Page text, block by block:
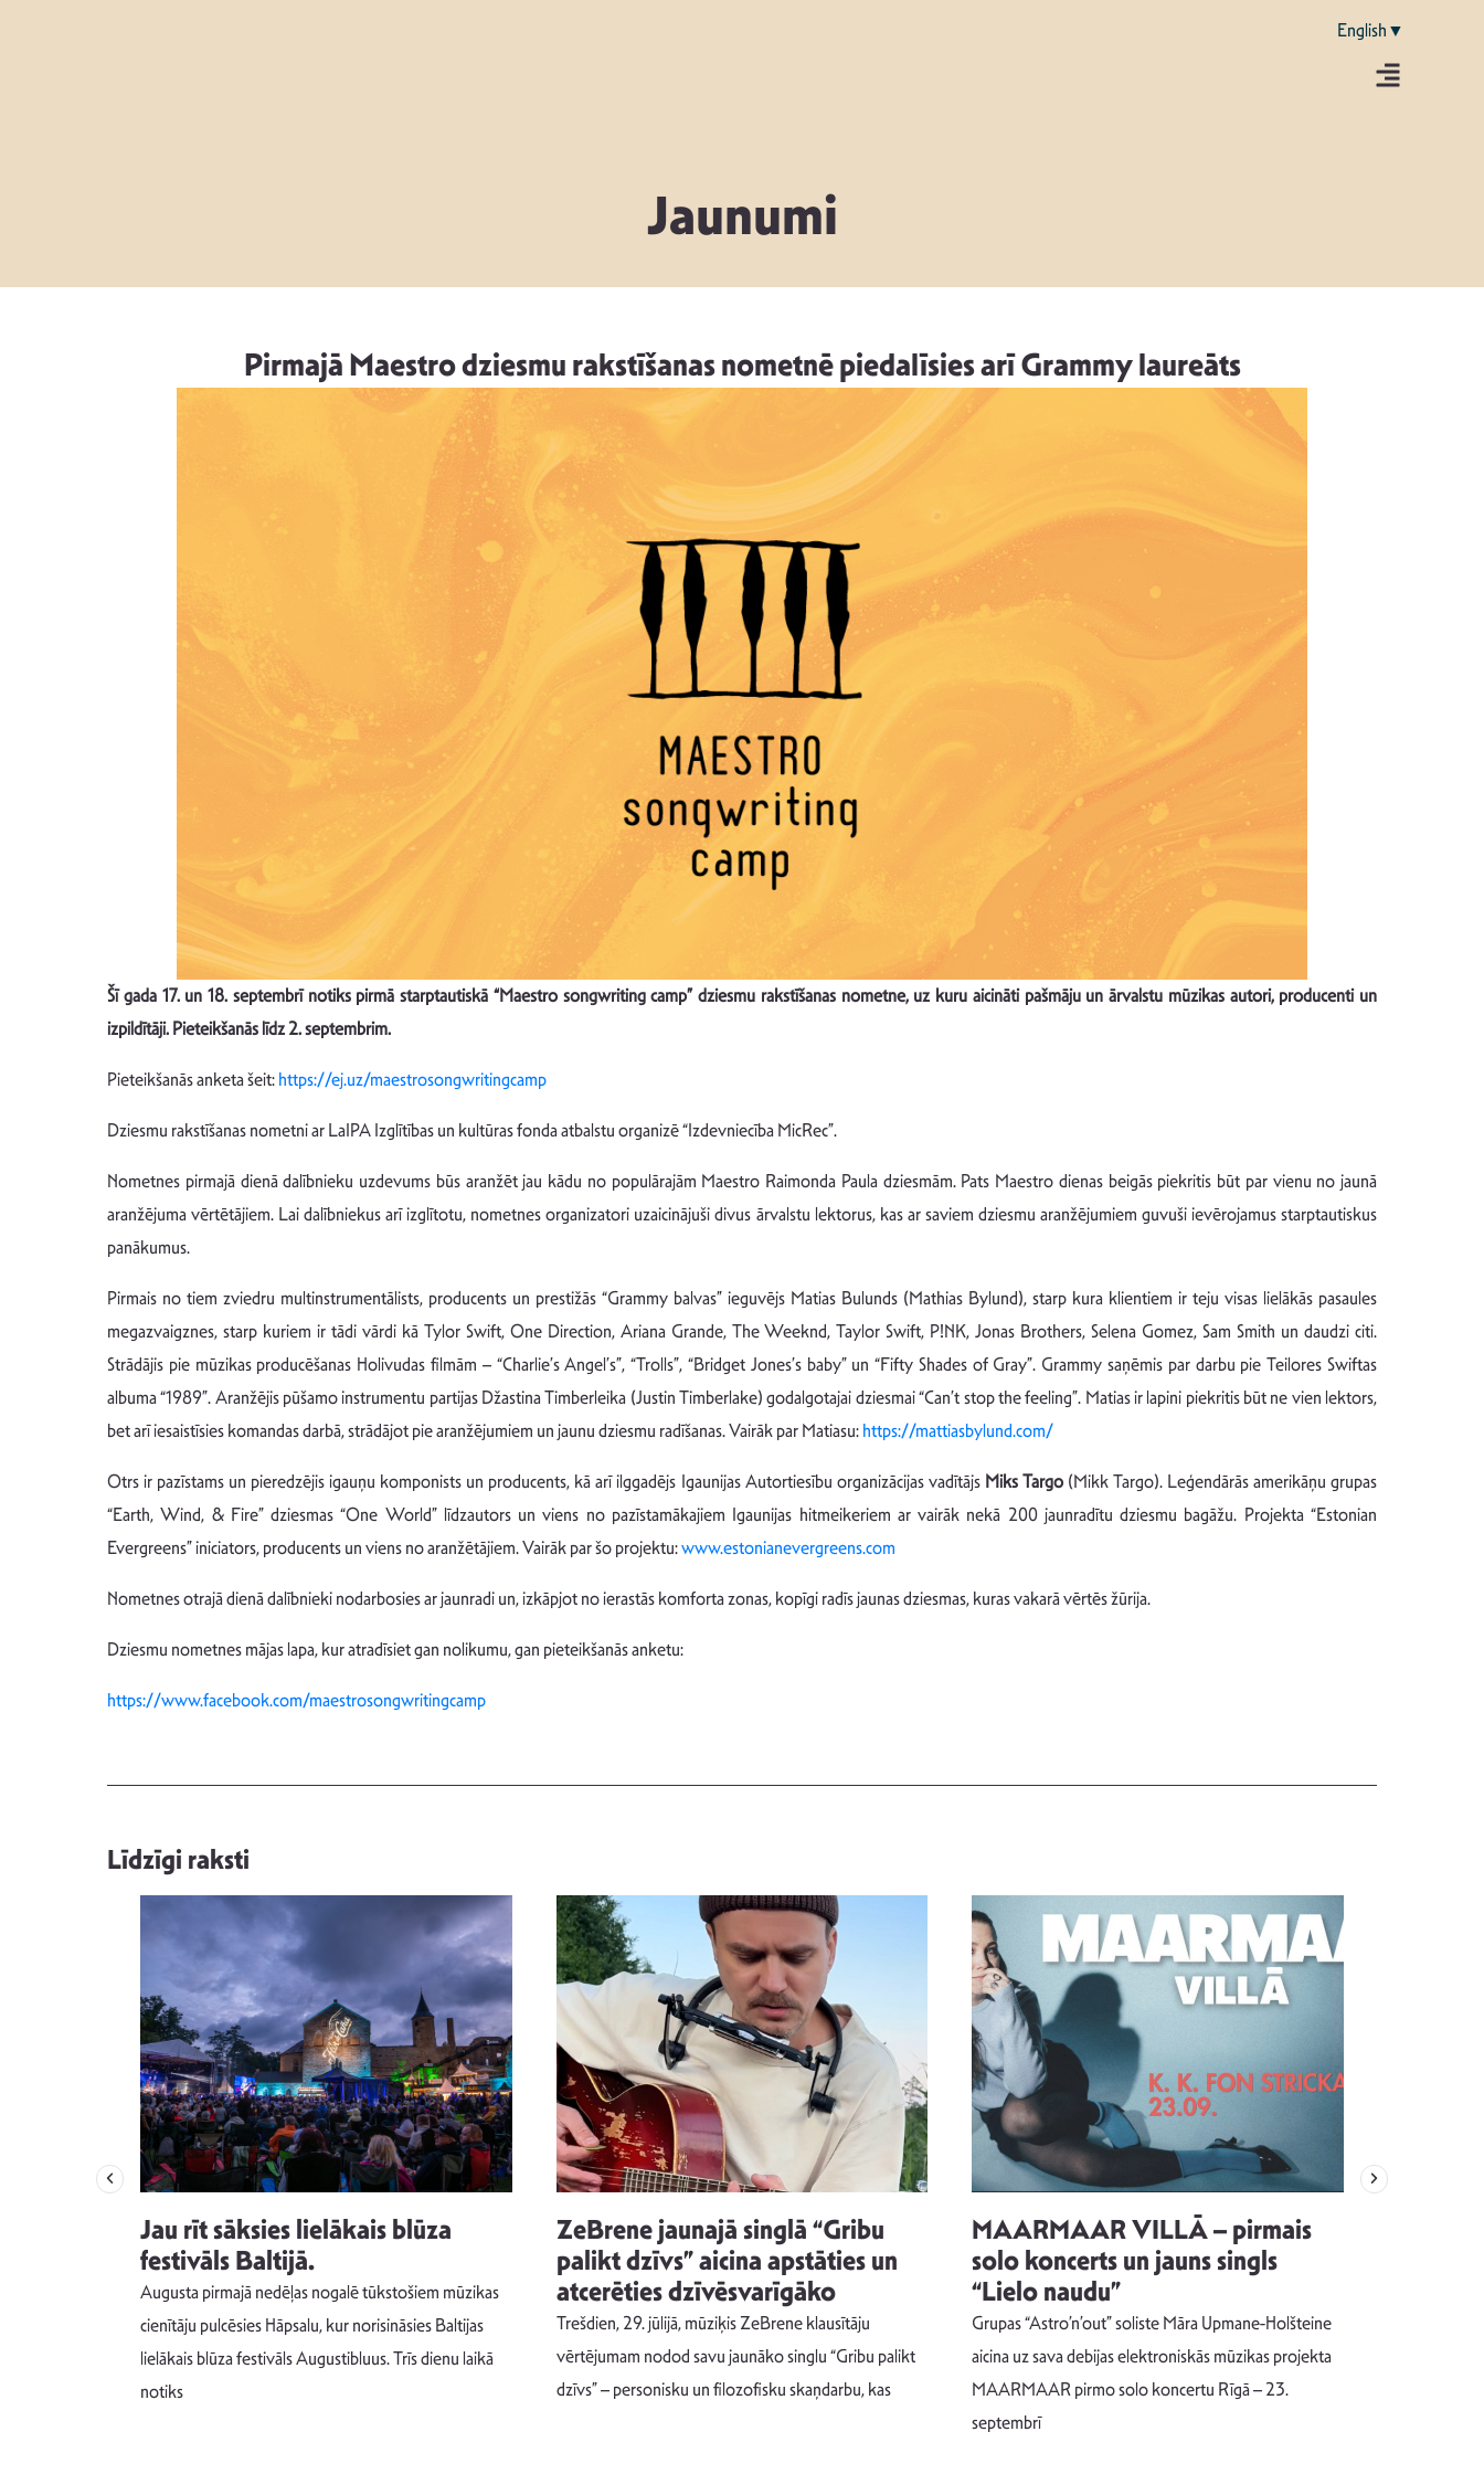
English▼
Jaunumi
Pirmajā Maestro dziesmu rakstīšanas nometnē piedalīsies arī Grammy laureāts
Šī gada 17. un 18. septembrī notiks pirmā starptautiskā “Maestro songwriting camp” dziesmu rakstīšanas nometne, uz kuru aicināti pašmāju un ārvalstu mūzikas autori, producenti un
izpildītāji. Pieteikšanās līdz 2. septembrim.
Pieteikšanās anketa šeit:https://ej.uz/maestrosongwritingcamp
Dziesmu rakstīšanas nometni ar LaIPA Izglītības un kultūras fonda atbalstu organizē “Izdevniecība MicRec”.
Nometnes pirmajā dienā dalībnieku uzdevums būs aranžēt jau kādu no populārajām Maestro Raimonda Paula dziesmām. Pats Maestro dienas beigās piekritis būt par vienu no jaunā
aranžējuma vērtētājiem. Lai dalībniekus arī izglītotu, nometnes organizatori uzaicinājuši divus ārvalstu lektorus, kas ar saviem dziesmu aranžējumiem guvuši ievērojamus starptautiskus
panākumus.
Pirmais no tiem zviedru multinstrumentālists, producents un prestižās “Grammy balvas” ieguvējs Matias Bulunds (Mathias Bylund), starp kura klientiem ir teju visas lielākās pasaules
megazvaigznes, starp kuriem ir tādi vārdi kā Tylor Swift, One Direction, Ariana Grande, The Weeknd, Taylor Swift, P!NK, Jonas Brothers, Selena Gomez, Sam Smith un daudzi citi.
Strādājis pie mūzikas producēšanas Holivudas filmām – “Charlie’s Angel’s”, “Trolls”, “Bridget Jones’s baby” un “Fifty Shades of Gray”. Grammy saņēmis par darbu pie Teilores Swiftas
albuma “1989”. Aranžējis pūšamo instrumentu partijas Džastina Timberleika (Justin Timberlake) godalgotajai dziesmai “Can’t stop the feeling”. Matias ir lapini piekritis būt ne vien lektors,
bet arī iesaistīsies komandas darbā, strādājot pie aranžējumiem un jaunu dziesmu radīšanas. Vairāk par Matiasu:https://mattiasbylund.com/
Otrs ir pazīstams un pieredzējis igauņu komponists un producents, kā arī ilggadējs Igaunijas Autortiesību organizācijas vadītājs Miks Targo(Mikk Targo). Leģendārās amerikāņu grupas
“Earth, Wind, & Fire” dziesmas “One World” līdzautors un viens no pazīstamākajiem Igaunijas hitmeikeriem ar vairāk nekā 200 jaunradītu dziesmu bagāžu. Projekta “Estonian
Evergreens” iniciators, producents un viens no aranžētājiem. Vairāk par šo projektu:www.estonianevergreens.com
Nometnes otrajā dienā dalībnieki nodarbosies ar jaunradi un, izkāpjot no ierastās komforta zonas, kopīgi radīs jaunas dziesmas, kuras vakarā vērtēs žūrija.
Dziesmu nometnes mājas lapa, kur atradīsiet gan nolikumu, gan pieteikšanās anketu:
https://www.facebook.com/maestrosongwritingcamp
Līdzīgi raksti
Jau rīt sāksies lielākais blūza
festivāls Baltijā.
Augusta pirmajā nedēļas nogalē tūkstošiem mūzikas
cienītāju pulcēsies Hāpsalu, kur norisināsies Baltijas
lielākais blūza festivāls Augustibluus. Trīs dienu laikā
notiks
ZeBrene jaunajā singlā “Gribu
palikt dzīvs” aicina apstāties un
atcerēties dzīvēsvarīgāko
Trešdien, 29. jūlijā, mūziķis ZeBrene klausītāju
vērtējumam nodod savu jaunāko singlu “Gribu palikt
dzīvs” – personisku un filozofisku skaņdarbu, kas
MAARMAAR VILLĀ – pirmais
solo koncerts un jauns singls
“Lielo naudu”
Grupas “Astro’n’out” soliste Māra Upmane-Holšteine
aicina uz sava debijas elektroniskās mūzikas projekta
MAARMAAR pirmo solo koncertu Rīgā – 23.
septembrī